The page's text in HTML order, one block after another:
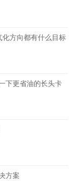
方向都有什么目标
下更省油的长头卡
方案